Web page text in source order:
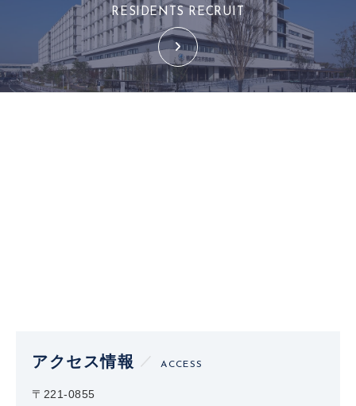
RESIDENTS RECRUIT
アクセス情報 ACCESS
〒221-0855